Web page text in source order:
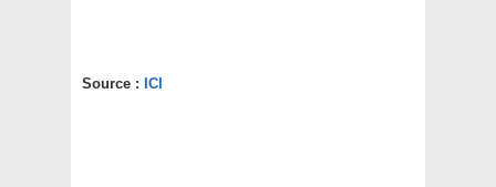
Source : ICI